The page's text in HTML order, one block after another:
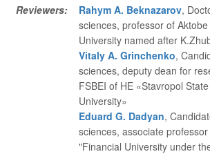
Reviewers: Rahym A. Beknazarov,
sciences, professor of
University named after
Vitaly A. Grinchenko,
sciences, deputy dean for
FSBEI of HE «Stavropol
University»
Eduard G. Dadyan,
sciences, associate
"Financial University under